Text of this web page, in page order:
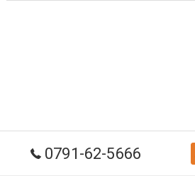
0791-62-5666